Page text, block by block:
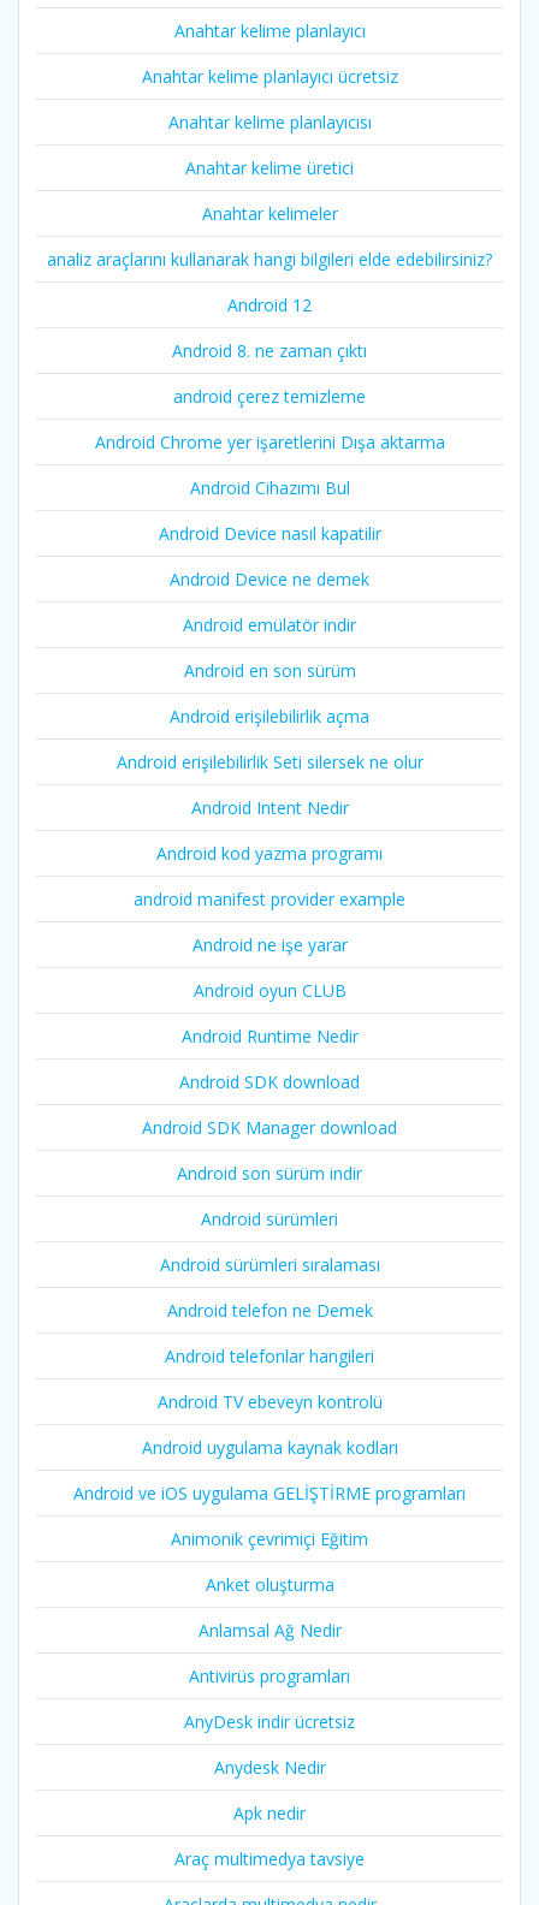
Anahtar kelime planlayıcı
Anahtar kelime planlayıcı ücretsiz
Anahtar kelime planlayıcısı
Anahtar kelime üretici
Anahtar kelimeler
analiz araçlarını kullanarak hangi bilgileri elde edebilirsiniz?
Android 12
Android 8. ne zaman çıktı
android çerez temizleme
Android Chrome yer işaretlerini Dışa aktarma
Android Cihazımı Bul
Android Device nasıl kapatilir
Android Device ne demek
Android emülatör indir
Android en son sürüm
Android erişilebilirlik açma
Android erişilebilirlik Seti silersek ne olur
Android Intent Nedir
Android kod yazma programı
android manifest provider example
Android ne işe yarar
Android oyun CLUB
Android Runtime Nedir
Android SDK download
Android SDK Manager download
Android son sürüm indir
Android sürümleri
Android sürümleri sıralaması
Android telefon ne Demek
Android telefonlar hangileri
Android TV ebeveyn kontrolü
Android uygulama kaynak kodları
Android ve iOS uygulama GELİŞTİRME programları
Animonik çevrimiçi Eğitim
Anket oluşturma
Anlamsal Ağ Nedir
Antivirüs programları
AnyDesk indir ücretsiz
Anydesk Nedir
Apk nedir
Araç multimedya tavsiye